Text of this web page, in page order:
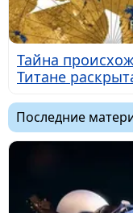
Тайна
Титане
Последние